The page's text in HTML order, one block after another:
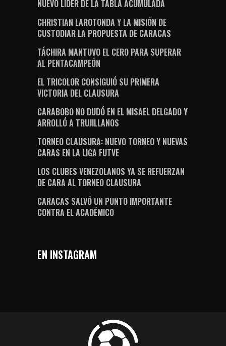
NUEVO LÍDER DE LA TABLA ACUMULADA
CHRISTIAN LAROTONDA Y LA MISIÓN DE
CUSTODIAR LA PROPUESTA DE CARACAS
TÁCHIRA MANTUVO EL CERO PARA SUPERAR
AL PENTACAMPEÓN
EL TRICOLOR CONSIGUIÓ SU PRIMERA
VICTORIA DEL CLAUSURA
CARABOBO NO DUDÓ EN EL MISAEL DELGADO Y
ARROLLÓ A TRUJILLANOS
TORNEO CLAUSURA: NUEVO TORNEO Y NUEVAS
CARAS EN LA LIGA FUTVE
LOS CLUBES VENEZOLANOS YA SE REFUERZAN
DE CARA AL TORNEO CLAUSURA
CARACAS SALVÓ UN PUNTO IMPORTANTE
CONTRA EL ACADÉMICO
EN INSTAGRAM